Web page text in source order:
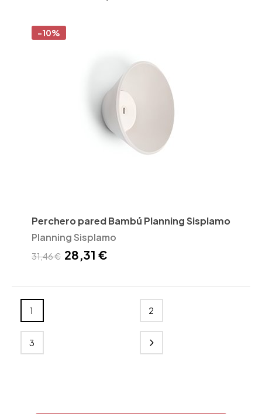
-10%
Perchero pared Bambú Planning Sisplamo
Planning Sisplamo
31,46 € 28,31 €
1 2
3